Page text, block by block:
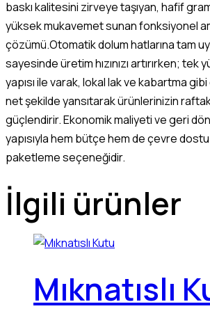
baskı kalitesini zirveye taşıyan, hafif
yüksek mukavemet sunan fonksiyonel
çözümü.Otomatik dolum hatlarına tam
sayesinde üretim hızınızı artırırken; tek
yapısı ile varak, lokal lak ve kabartma
net şekilde yansıtarak ürünlerinizin raftaki
güçlendirir. Ekonomik maliyeti ve geri
yapısıyla hem bütçe hem de çevre
paketleme seçeneğidir.
İlgili ürünler
Mıknatıslı